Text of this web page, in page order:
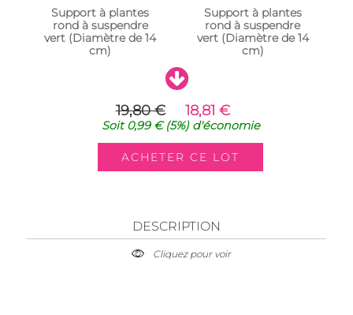
Support à plantes
rond à suspendre
vert (Diamètre de 14
cm)
Support à plantes
rond à suspendre
vert (Diamètre de 14
cm)
19,80 € 18,81 €
Soit0,99 €(5%)d'économie
DESCRIPTION
Cliquez pour voir